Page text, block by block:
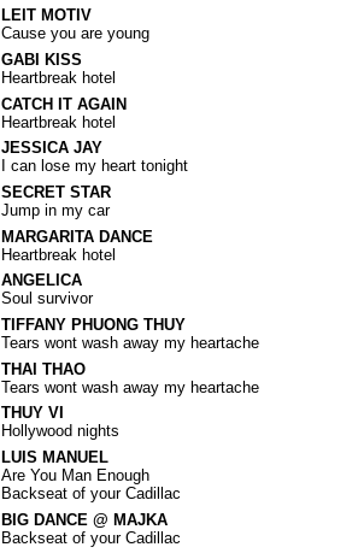
LEIT MOTIV
Cause you are young
GABI KISS
Heartbreak hotel
CATCH IT AGAIN
Heartbreak hotel
JESSICA JAY
I can lose my heart tonight
SECRET STAR
Jump in my car
MARGARITA DANCE
Heartbreak hotel
ANGELICA
Soul survivor
TIFFANY PHUONG THUY
Tears wont wash away my heartache
THAI THAO
Tears wont wash away my heartache
THUY VI
Hollywood nights
LUIS MANUEL
Are You Man Enough
Backseat of your Cadillac
BIG DANCE @ MAJKA
Backseat of your Cadillac